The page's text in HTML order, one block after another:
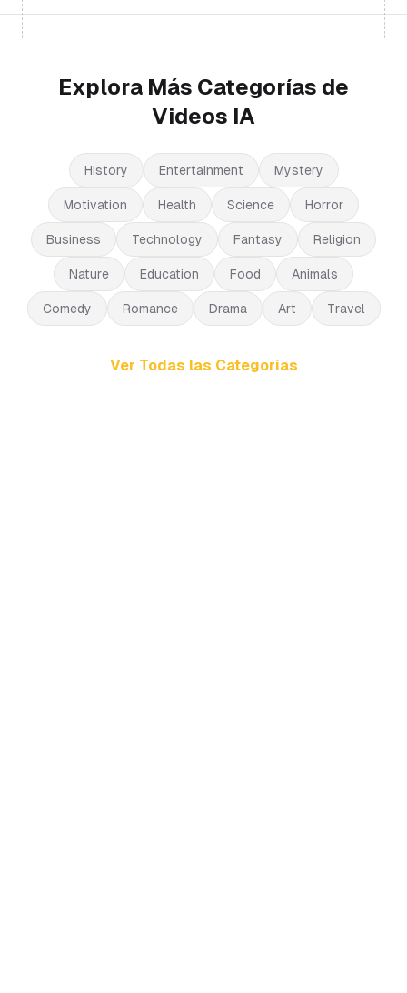
Explora Más Categorías de
Videos IA
History Entertainment Mystery
Motivation Health Science Horror
Business Technology Fantasy Religion
Nature Education Food Animals
Comedy Romance Drama Art Travel
Ver Todas las Categorías